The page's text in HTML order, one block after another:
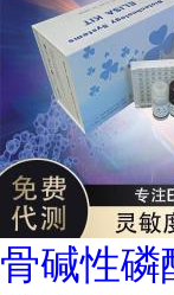
骨碱性磷